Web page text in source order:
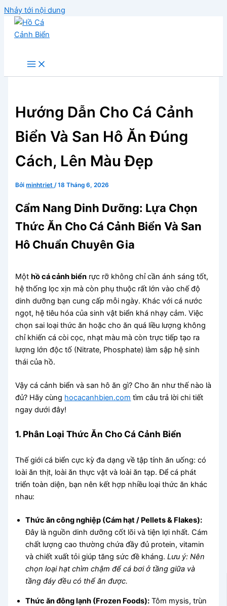
Nhảy tới nội dung
Hướng Dẫn Cho Cá Cảnh
Biển Và San Hô Ăn Đúng
Cách, Lên Màu Đẹp
Bởiminhtriet/18 Tháng 6, 2026
Cẩm Nang Dinh Dưỡng: Lựa Chọn
Thức Ăn Cho Cá Cảnh Biển Và San
Hô Chuẩn Chuyên Gia
Mộthồ cá cảnh biển rực rỡ không chỉ cần ánh sáng tốt,
hệ thống lọc xịn mà còn phụ thuộc rất lớn vào chế độ
dinh dưỡng bạn cung cấp mỗi ngày. Khác với cá nước
ngọt, hệ tiêu hóa của sinh vật biển khá nhạy cảm. Việc
chọn sai loại thức ăn hoặc cho ăn quá liều lượng không
chỉ khiến cá còi cọc, nhạt màu mà còn trực tiếp tạo ra
lượng lớn độc tố (Nitrate, Phosphate) làm sập hệ sinh
thái của hồ.
Vậy cá cảnh biển và san hô ăn gì? Cho ăn như thế nào là
đủ? Hãy cùng hocacanhbien.com tìm câu trả lời chi tiết
ngay dưới đây!
1. Phân Loại Thức Ăn Cho Cá Cảnh Biển
Thế giới cá biển cực kỳ đa dạng về tập tính ăn uống: có
loài ăn thịt, loài ăn thực vật và loài ăn tạp. Để cá phát
triển toàn diện, bạn nên kết hợp nhiều loại thức ăn khác
nhau:
Thức ăn công nghiệp (Cám hạt / Pellets & Flakes):
Đây là nguồn dinh dưỡng cốt lõi và tiện lợi nhất. Cám
chất lượng cao thường chứa đầy đủ protein, vitamin
và chiết xuất tỏi giúp tăng sức đề kháng.Lưu ý: Nên
chọn loại hạt chìm chậm để cá bơi ở tầng giữa và
tầng đáy đều có thể ăn được.
Thức ăn đông lạnh (Frozen Foods): Tôm mysis, trùn